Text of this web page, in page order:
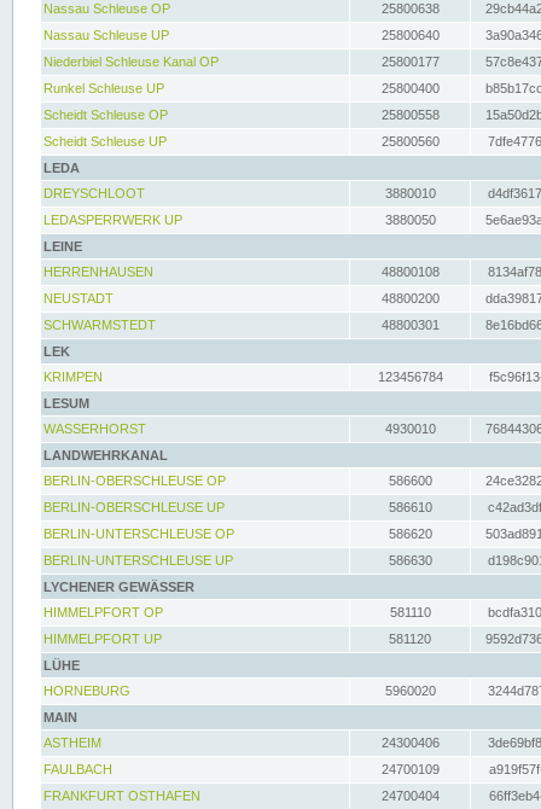
Nassau Schleuse OP
25800638
Nassau Schleuse UP
25800640
Niederbiel Schleuse Kanal OP
25800177
Runkel Schleuse UP
25800400
Scheidt Schleuse OP
25800558
Scheidt Schleuse UP
25800560
LEDA
DREYSCHLOOT
3880010
LEDASPERRWERK UP
3880050
LEINE
HERRENHAUSEN
48800108
NEUSTADT
48800200
SCHWARMSTEDT
48800301
LEK
KRIMPEN
123456784
LESUM
WASSERHORST
4930010
LANDWEHRKANAL
BERLIN-OBERSCHLEUSE OP
586600
BERLIN-OBERSCHLEUSE UP
586610
BERLIN-UNTERSCHLEUSE OP
586620
BERLIN-UNTERSCHLEUSE UP
586630
LYCHENER GEWÄSSER
HIMMELPFORT OP
581110
HIMMELPFORT UP
581120
LÜHE
HORNEBURG
5960020
MAIN
ASTHEIM
24300406
FAULBACH
24700109
FRANKFURT OSTHAFEN
24700404